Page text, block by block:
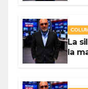
La
la